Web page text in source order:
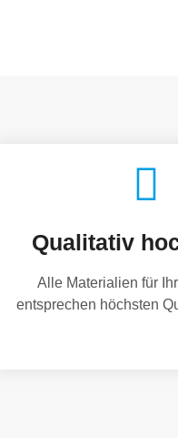
Qualitativ
Alle Materialien für
entsprechen höchsten